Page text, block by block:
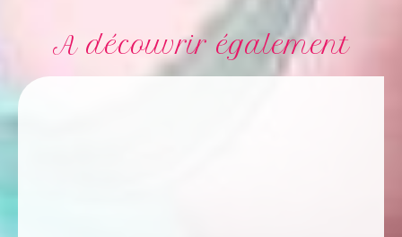
A découvrir également